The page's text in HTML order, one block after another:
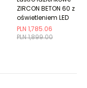
PLN 1,899.00
PLN 1,785.06
ZIRCON BETON 60 z
oświetleniem LED